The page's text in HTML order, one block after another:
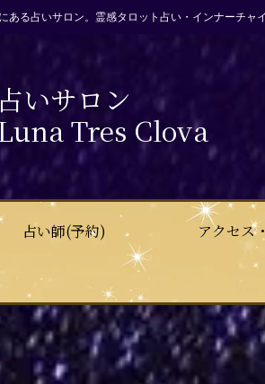
ある占いサロン。霊感タロット占い・インナーチャ
占いサロン
Tres Clova
占い師(予約) アクセス